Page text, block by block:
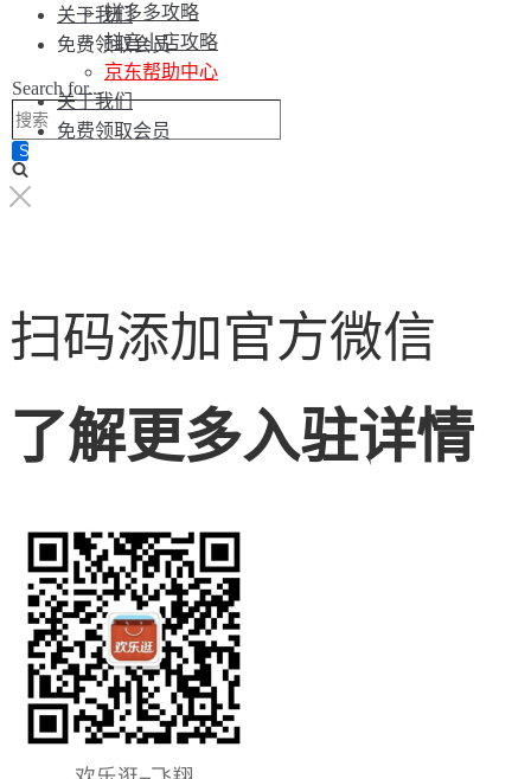
关于我们
免费领取会员
Search for...
拼多多攻略
抖音小店攻略
京东帮助中心
关于我们
免费领取会员
扫码添加官方微信
了解更多入驻详情